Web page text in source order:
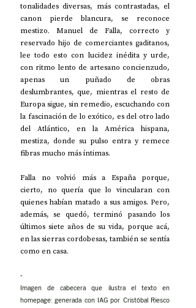
tonalidades diversas, más contrastadas, el
canon pierde blancura, se reconoce
mestizo. Manuel de Falla, correcto y
reservado hijo de comerciantes gaditanos,
lee todo esto con lucidez inédita y urde,
con ritmo lento de artesano concienzudo,
apenas un puñado de obras
deslumbrantes, que, mientras el resto de
Europa sigue, sin remedio, escuchando con
la fascinación de lo exótico, es del otro lado
del Atlántico, en la América hispana,
mestiza, donde su pulso entra y remece
fibras mucho más íntimas.
Falla no volvió más a España porque,
cierto, no quería que lo vincularan con
quienes habían matado a sus amigos. Pero,
además, se quedó, terminó pasando los
últimos siete años de su vida, porque acá,
en las sierras cordobesas, también se sentía
como en casa.
-
Imagen de cabecera que ilustra el texto en
homepage: generada con IAG por Cristóbal Riesco